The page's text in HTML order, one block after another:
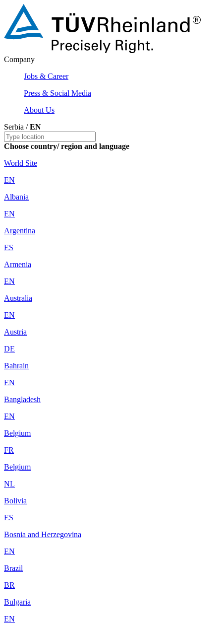
Company
Jobs & Career
Press & Social Media
About Us
Serbia /EN
Choose country/ region and language
World Site
EN
Albania
EN
Argentina
ES
Armenia
EN
Australia
EN
Austria
DE
Bahrain
EN
Bangladesh
EN
Belgium
FR
Belgium
NL
Bolivia
ES
Bosnia and Herzegovina
EN
Brazil
BR
Bulgaria
EN